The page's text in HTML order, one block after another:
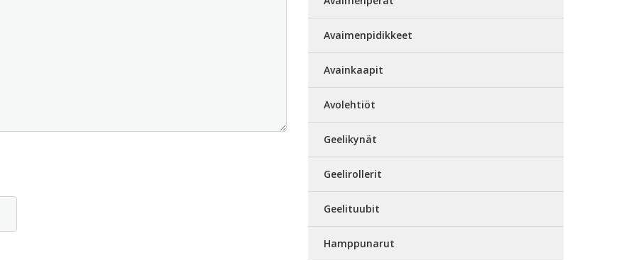
Avaimenpidikkeet
Avainkaapit
Avolehtiöt
Geelikynät
Geelirollerit
Geelituubit
Hamppunarut